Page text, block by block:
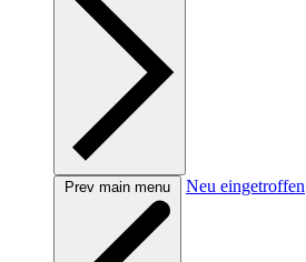
Prev main menu Neu eingetroffen